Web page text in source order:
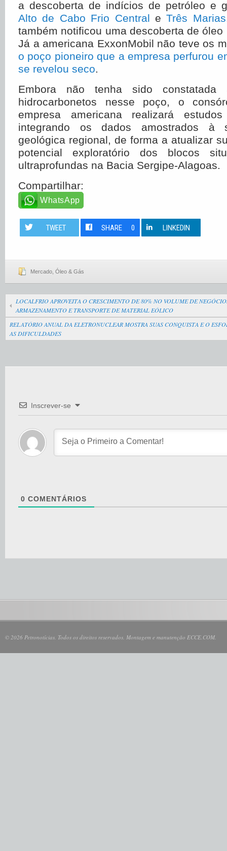
a descoberta de indícios de petróleo e
Alto de Cabo Frio Central eTrês Marias
também notificou uma descoberta de óleo
Já a americana ExxonMobil não teve os
o poço pioneiro que a empresa perfurou
se revelou seco.
Embora não tenha sido constatada
hidrocarbonetos nesse poço, o
empresa americana realizará estudos
integrando os dados amostrados à
geológica regional, de forma a atualizar
potencial exploratório dos blocos
ultraprofundas na Bacia Sergipe-Alagoas.
Compartilhar:
WhatsApp
TWEET SHARE 0 LINKEDIN
Mercado Óleo & Gás
LOCALFRIO APROVEITA O CRESCIMENTO DE 80% NO VOLUME DE
ARMAZENAMENTO E TRANSPORTE DE MATERIAL EÓLICO
RELATÓRIO ANUAL DA ELETRONUCLEAR MOSTRA SUAS CONQUISTA E O
AS DIFICULDADES
Inscrever-se
0 COMENTÁRIOS
© 2026 Petronotícias. Todos os direitos reservados. Montagem e manutenção ECCE.COM.